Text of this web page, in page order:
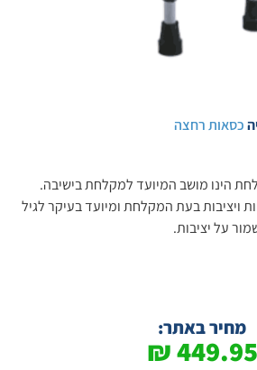
כסאות רחצה
הינו מושב המיועד למקלחת בישיבה.
ויציבות בעת המקלחת ומיועד בעיקר לגיל
על יציבות.
מחיר באתר:
449.95
₪